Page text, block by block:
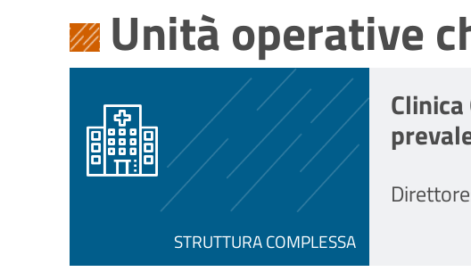
Unità operative
STRUTTURA COMPLESSA
Direttore